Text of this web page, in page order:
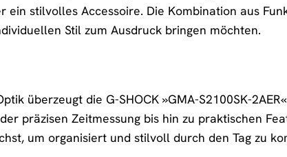
ein stilvolles Accessoire. Die Kombination aus
Stil zum Ausdruck bringen möchten.
überzeugt die G-SHOCK »GMA-S2100SK-
präzisen Zeitmessung bis hin zu praktischen
um organisiert und stilvoll durch den Tag zu